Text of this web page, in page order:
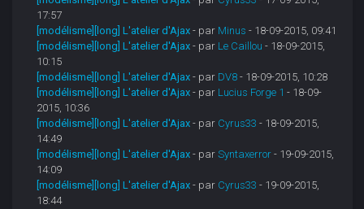
17:57
[modélisme][long] L'atelier d'Ajax - par Minus - 18-09-2015, 09:41
[modélisme][long] L'atelier d'Ajax - par Le Caillou - 18-09-2015,
10:15
[modélisme][long] L'atelier d'Ajax - par DV8 - 18-09-2015, 10:28
[modélisme][long] L'atelier d'Ajax - par Lucius Forge 1 - 18-09-
2015, 10:36
[modélisme][long] L'atelier d'Ajax - par Cyrus33 - 18-09-2015,
14:49
[modélisme][long] L'atelier d'Ajax - parSyntaxerror - 19-09-2015,
14:09
[modélisme][long] L'atelier d'Ajax - par Cyrus33 - 19-09-2015,
18:44